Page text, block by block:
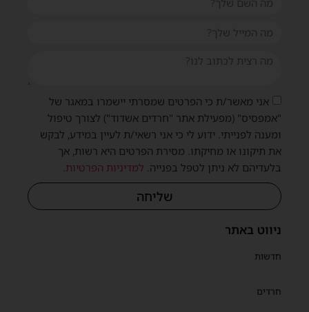
ניווט באתר
חדשות
חרדים
אני מאשר/ת כי הפרטים שמסרתי יישמרו במאגר של
"אמפסיס" (מפעילת אתר "חרדים אשדוד") לצורך טיפול
ומענה לפנייתי. ידוע לי כי אני רשאי/ת לעיין במידע, לבקש
את תיקונו או מחיקתו. מסירת הפרטים היא רשות, אך
בלעדיהם לא ניתן לטפל בפנייה.למדיניות הפרטיות.
שליחה